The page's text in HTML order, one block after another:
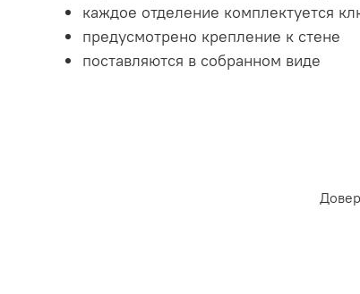
каждое отделение комплектуется
предусмотрено крепление к стене
поставляются в собранном виде